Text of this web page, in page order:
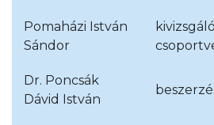
Pomaházi István
Sándor
Dr. Poncsák
Dávid István